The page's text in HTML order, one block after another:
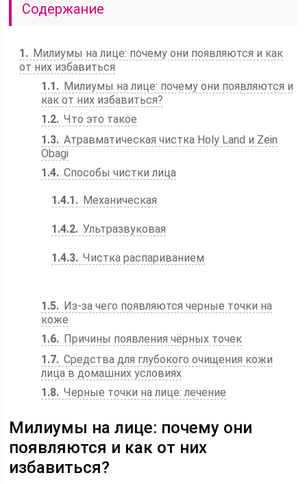
Содержание
1
Милиумы на лице: почему они появляются и как
от них избавиться
1.1
Милиумы на лице: почему они появляются и
как от них избавиться?
1.2 Что это такое
1.3 Атравматическая чистка Holy Land и Zein
Obagi
1.4 Способы чистки лица
1.4.1 Механическая
1.4.2 Ультразвуковая
1.4.3 Чистка распариванием
1.5
Из-за чего появляются черные точки на
коже
1.6
Причины появления чёрных точек
1.7 Средства для глубокого очищения кожи
лица в домашних условиях
1.8 Черные точки на лице: лечение
Милиумы на лице: почему они
появляются и как от них
избавиться?